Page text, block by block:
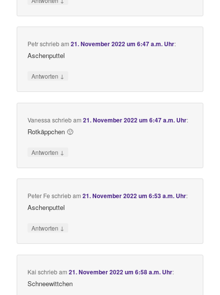
Petrschriebam21. November 2022 um 6:47 a.m. Uhr:
Aschenputtel
Antworten ↓
Vanessa schriebam21. November 2022 um 6:47 a.m. Uhr:
Rotkäppchen 🙂
Antworten ↓
Peter Fe schriebam21. November 2022 um 6:53 a.m. Uhr:
Aschenputtel
Antworten ↓
Kai schriebam21. November 2022 um 6:58 a.m. Uhr:
Schneewittchen